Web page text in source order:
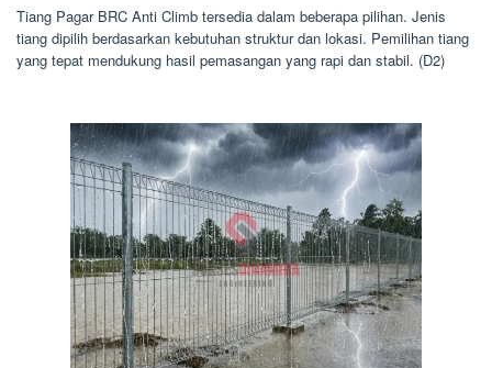
Tiang Pagar BRC Anti Climb tersedia dalam beberapa pilihan. Jenis
tiang dipilih berdasarkan kebutuhan struktur dan lokasi. Pemilihan tiang
yang tepat mendukung hasil pemasangan yang rapi dan stabil. (D2)